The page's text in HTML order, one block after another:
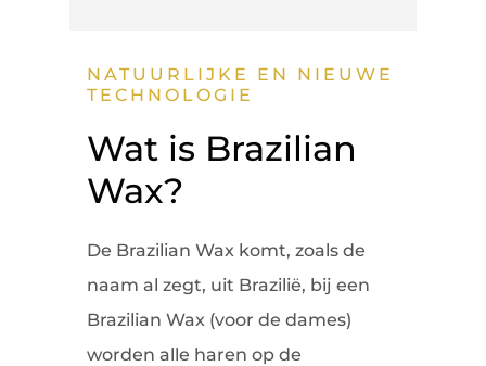
NATUURLIJKE EN NIEUWE
TECHNOLOGIE
Wat is Brazilian
Wax?
De Brazilian Wax komt, zoals de
naam al zegt, uit Brazilië, bij een
Brazilian Wax (voor de dames)
worden alle haren op de